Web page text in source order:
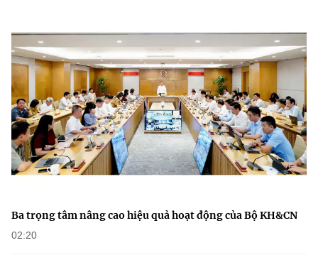
Ba trọng tâm nâng cao hiệu quả hoạt động của Bộ KH&CN
02:20